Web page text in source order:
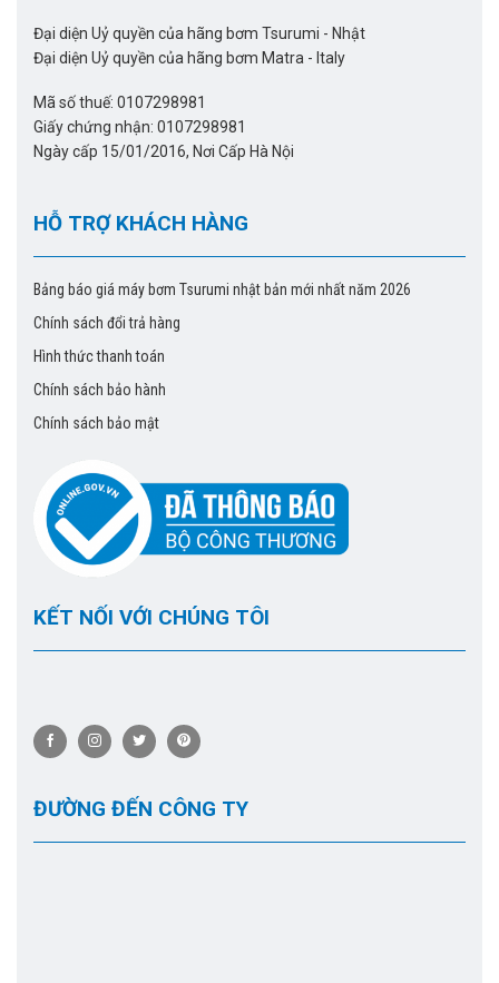
Đại diện Uỷ quyền của hãng bơm Tsurumi - Nhật
Đại diện Uỷ quyền của hãng bơm Matra - Italy
Mã số thuế: 0107298981
Giấy chứng nhận: 0107298981
Ngày cấp 15/01/2016, Nơi Cấp Hà Nội
HỖ TRỢ KHÁCH HÀNG
Bảng báo giá máy bơm Tsurumi nhật bản mới nhất năm 2026
Chính sách đổi trả hàng
Hình thức thanh toán
Chính sách bảo hành
Chính sách bảo mật
KẾT NỐI VỚI CHÚNG TÔI
ĐƯỜNG ĐẾN CÔNG TY